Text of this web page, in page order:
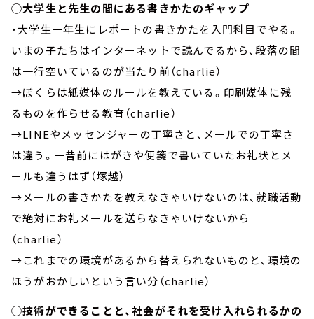
◯大学生と先生の間にある書きかたのギャップ
・大学生一年生にレポートの書きかたを入門科目でやる。
いまの子たちはインターネットで読んでるから、段落の間
は一行空いているのが当たり前（charlie）
→ぼくらは紙媒体のルールを教えている。印刷媒体に残
るものを作らせる教育（charlie）
→LINEやメッセンジャーの丁寧さと、メールでの丁寧さ
は違う。一昔前にはがきや便箋で書いていたお礼状とメ
ールも違うはず（塚越）
→メールの書きかたを教えなきゃいけないのは、就職活動
で絶対にお礼メールを送らなきゃいけないから
（charlie）
→これまでの環境があるから替えられないものと、環境の
ほうがおかしいという言い分（charlie）
◯技術ができることと、社会がそれを受け入れられるかの